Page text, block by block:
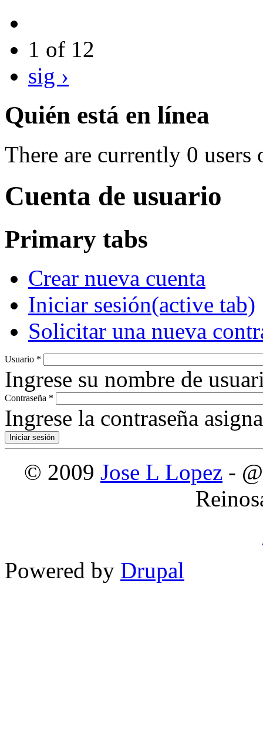
1 of 12
sig ›
Quién está en línea
There are currently 0 users
Cuenta de usuario
Primary tabs
Crear nueva cuenta
Iniciar sesión(active tab)
Solicitar una nueva
Usuario *
Ingrese su nombre de
Contraseña *
Ingrese la contraseña
© 2009 Jose L Lopez -
Powered by Drupal